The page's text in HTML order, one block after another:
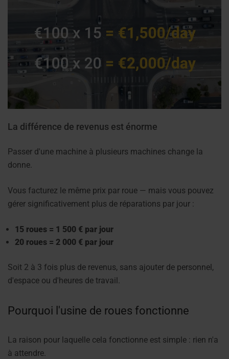
La différence de revenus est énorme
Passer d'une machine à plusieurs machines change la
donne.
Vous facturez le même prix par roue — mais vous pouvez
gérer significativement plus de réparations par jour :
15 roues = 1 500 € par jour
20 roues = 2 000 € par jour
Soit 2 à 3 fois plus de revenus, sans ajouter de personnel,
d'espace ou d'heures de travail.
Pourquoi l'usine de roues fonctionne
La raison pour laquelle cela fonctionne est simple : rien n'a
à attendre.